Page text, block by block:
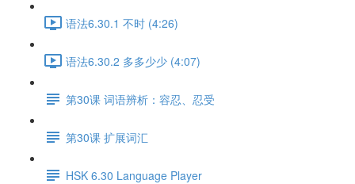
语法6.30.1 不时 (4:26)
语法6.30.2 多多少少 (4:07)
第30课 词语辨析：容忍、忍受
第30课 扩展词汇
HSK 6.30 Language Player